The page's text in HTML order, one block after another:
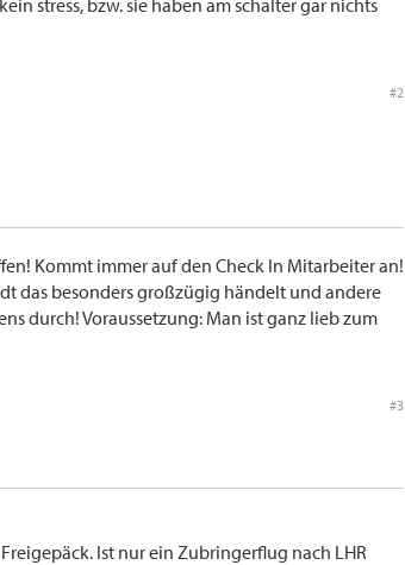
stress, bzw. sie haben am schalter gar nichts
#2
Kommt immer auf den Check In Mitarbeiter an!
das besonders großzügig händelt und andere
durch! Voraussetzung: Man ist ganz lieb zum
#3
Ist nur ein Zubringerflug nach LHR